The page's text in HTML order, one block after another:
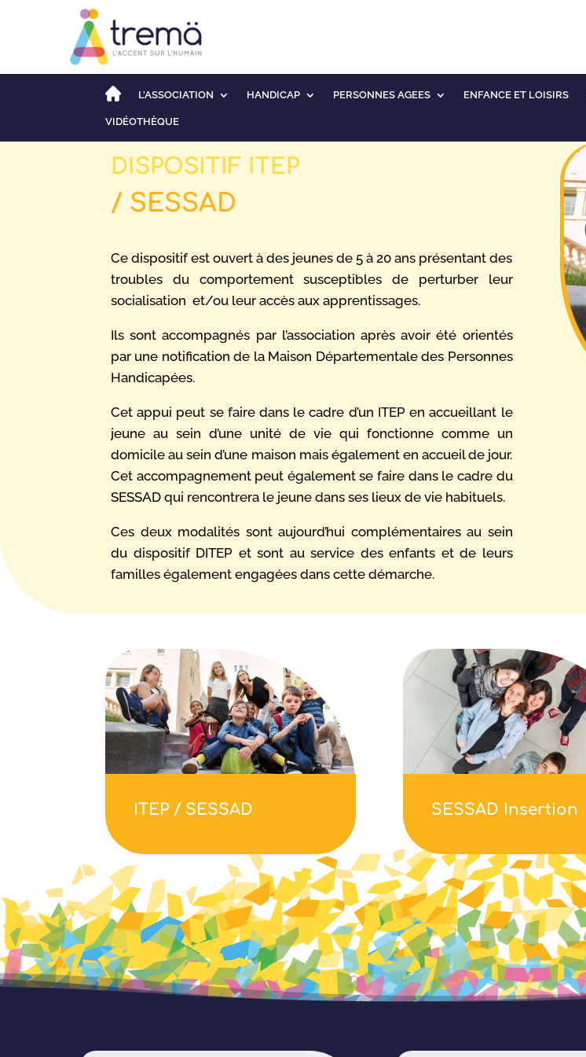
L’ASSOCIATION HANDICAP PERSONNES AGEES ENFANCE ET LOISIRS
VIDÉOTHÈQUE
DISPOSITIF ITEP
/ SESSAD
Ce dispositif est ouvert à des jeunes de 5 à 20 ans présentant des
troubles du comportement susceptibles de perturber leur
socialisation et/ou leur accès aux apprentissages.
Ils sont accompagnés par l’association après avoir été orientés
par une notification de la Maison Départementale des Personnes
Handicapées.
Cet appui peut se faire dans le cadre d’un ITEP en accueillant le
jeune au sein d’une unité de vie qui fonctionne comme un
domicile au sein d’une maison mais également en accueil de jour.
Cet accompagnement peut également se faire dans le cadre du
SESSAD qui rencontrera le jeune dans ses lieux de vie habituels.
Ces deux modalités sont aujourd’hui complémentaires au sein
du dispositif DITEP et sont au service des enfants et de leurs
familles également engagées dans cette démarche.
ITEP / SESSAD SESSAD Insertion